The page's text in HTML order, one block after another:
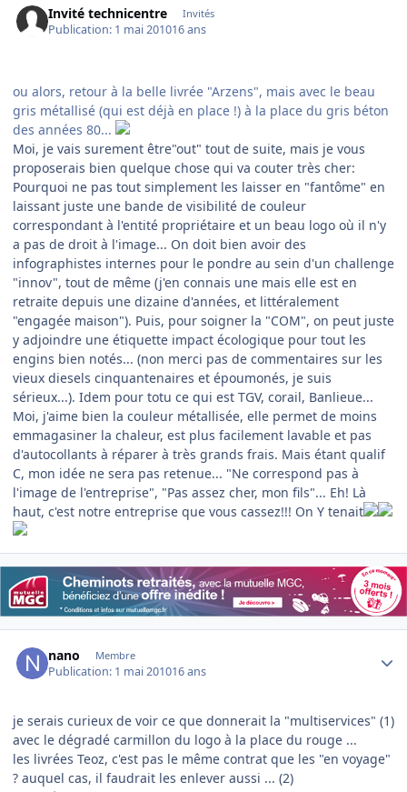
Invité technicentre Invités
Publication: 1 mai 201016 ans
ou alors, retour à la belle livrée "Arzens", mais avec le beau
gris métallisé (qui est déjà en place !) à la place du gris béton
des années 80...
Moi, je vais surement être"out" tout de suite, mais je vous
proposerais bien quelque chose qui va couter très cher:
Pourquoi ne pas tout simplement les laisser en "fantôme" en
laissant juste une bande de visibilité de couleur
correspondant à l'entité propriétaire et un beau logo où il n'y
a pas de droit à l'image... On doit bien avoir des
infographistes internes pour le pondre au sein d'un challenge
"innov", tout de même (j'en connais une mais elle est en
retraite depuis une dizaine d'années, et littéralement
"engagée maison"). Puis, pour soigner la "COM", on peut juste
y adjoindre une étiquette impact écologique pour tout les
engins bien notés... (non merci pas de commentaires sur les
vieux diesels cinquantenaires et époumonés, je suis
sérieux...). Idem pour totu ce qui est TGV, corail, Banlieue...
Moi, j'aime bien la couleur métallisée, elle permet de moins
emmagasiner la chaleur, est plus facilement lavable et pas
d'autocollants à réparer à très grands frais. Mais étant qualif
C, mon idée ne sera pas retenue... "Ne correspond pas à
l'image de l'entreprise", "Pas assez cher, mon fils"... Eh! Là
haut, c'est notre entreprise que vous cassez!!! On Y tenait
nano Membre
Publication: 1 mai 201016 ans
je serais curieux de voir ce que donnerait la "multiservices" (1)
avec le dégradé carmillon du logo à la place du rouge ...
les livrées Teoz, c'est pas le même contrat que les "en voyage"
? auquel cas, il faudrait les enlever aussi ... (2)